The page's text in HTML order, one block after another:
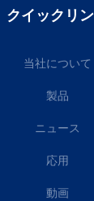
クイックリ
当社について
製品
ニュース
応用
動画